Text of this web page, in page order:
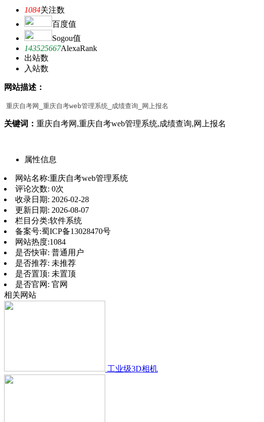
1084关注数
百度值
Sogou值
143525667AlexaRank
出站数
入站数
网站描述：
重庆自考网_重庆自考web管理系统_成绩查询_网上报名
关键词： 重庆自考网,重庆自考web管理系统,成绩查询,网上报名
属性信息
网站名称:重庆自考web管理系统
评论次数: 0次
收录日期: 2026-02-28
更新日期: 2026-08-07
栏目分类:软件系统
备案号:蜀ICP备13028470号
网站热度:1084
是否快审: 普通用户
是否推荐: 未推荐
是否置顶: 未置顶
是否官网: 官网
相关网站
工业级3D相机